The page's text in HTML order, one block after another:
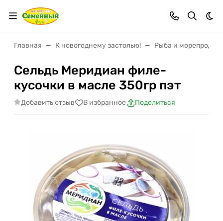
Главная К новогоднему застолью! Рыба и
Сельдь Меридиан филе-
кусочки в масле 350гр пэт
Добавить отзыв В избранное Поделиться